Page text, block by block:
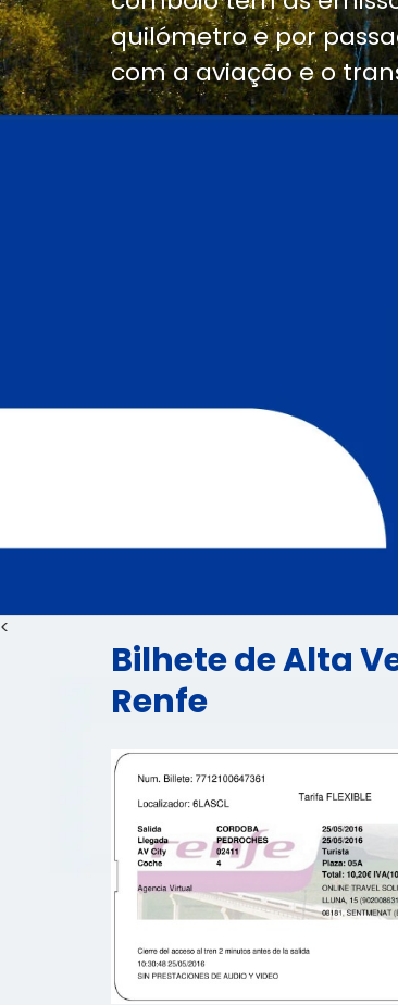
quilómetro e por
com a aviação e o
<
Bilhete de Alta
Renfe